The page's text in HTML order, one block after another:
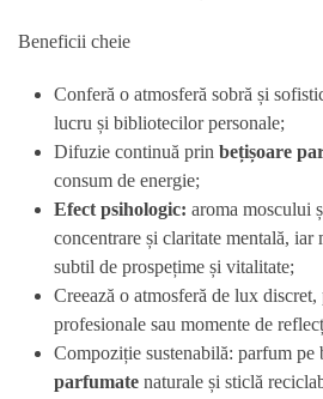
Beneficii cheie
Conferă o atmosferă sobră și
lucru și bibliotecilor personale;
Difuzie continuă prin bețișoare
consum de energie;
Efect psihologic: aroma moscului
concentrare și claritate mentală, iar
subtil de prospețime și vitalitate;
Creează o atmosferă de lux
profesionale sau momente de
Compoziție sustenabilă: parfum pe
parfumate naturale și sticlă